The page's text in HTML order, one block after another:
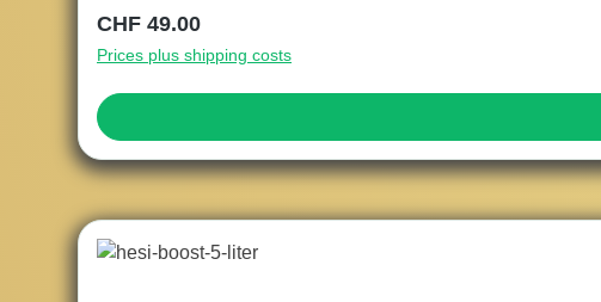
Regular price:
CHF 49.00
Prices plus shipping costs